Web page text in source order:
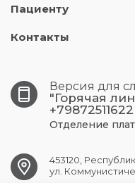
Пациенту
Контакты
Версия для
"Горячая
+79872511622
Отделение
453120,
ул.